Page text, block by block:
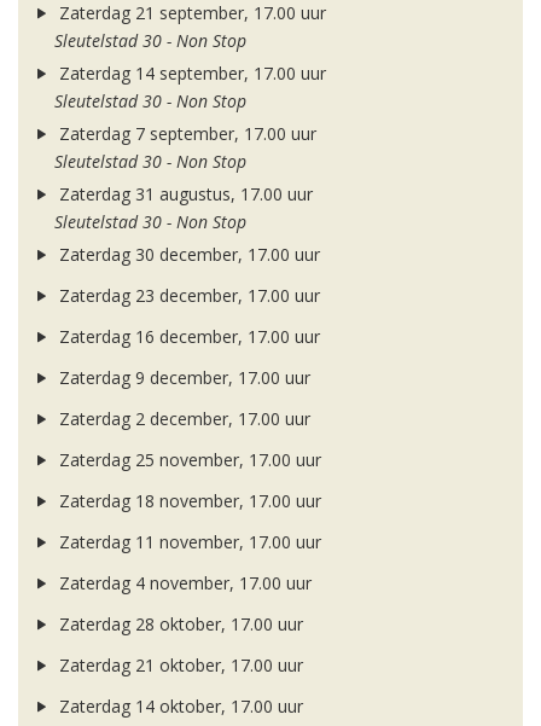
Zaterdag 21 september, 17.00 uur
Sleutelstad 30 - Non Stop
Zaterdag 14 september, 17.00 uur
Sleutelstad 30 - Non Stop
Zaterdag 7 september, 17.00 uur
Sleutelstad 30 - Non Stop
Zaterdag 31 augustus, 17.00 uur
Sleutelstad 30 - Non Stop
Zaterdag 30 december, 17.00 uur
Zaterdag 23 december, 17.00 uur
Zaterdag 16 december, 17.00 uur
Zaterdag 9 december, 17.00 uur
Zaterdag 2 december, 17.00 uur
Zaterdag 25 november, 17.00 uur
Zaterdag 18 november, 17.00 uur
Zaterdag 11 november, 17.00 uur
Zaterdag 4 november, 17.00 uur
Zaterdag 28 oktober, 17.00 uur
Zaterdag 21 oktober, 17.00 uur
Zaterdag 14 oktober, 17.00 uur